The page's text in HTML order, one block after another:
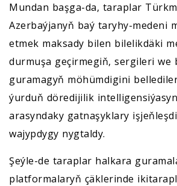
Mundan başga-da, taraplar
Azerbaýjanyň baý taryhy-medeni
etmek maksady bilen bilelikdäki
durmuşa geçirmegiň, sergileri we
guramagyň möhümdigini
ýurduň döredijilik
arasyndaky gatnaşyklary
wajypdygy nygtaldy.
Şeýle-de taraplar halkara
platformalaryň çäklerinde